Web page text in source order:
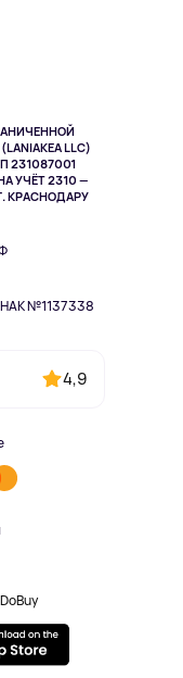
LLC)
231087001
УЧЁТ 2310 —
КРАСНОДАРУ
№1137338
4,9